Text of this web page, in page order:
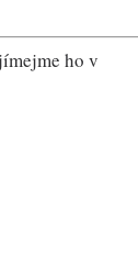
ho v